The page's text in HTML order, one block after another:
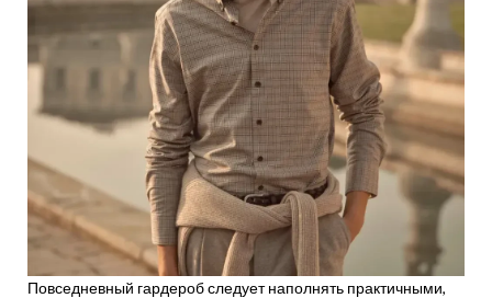
Повседневный гардероб следует наполнять практичными,